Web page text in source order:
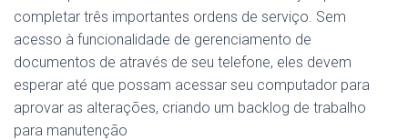
completar três importantes ordens de serviço. Sem
acesso à funcionalidade de gerenciamento de
documentos de através de seu telefone, eles devem
esperar até que possam acessar seu computador para
aprovar as alterações, criando um backlog de trabalho
para manutenção